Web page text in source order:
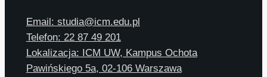
Email: studia@icm.edu.pl
Telefon: 22 87 49 201
Lokalizacja: ICM UW, Kampus Ochota
Pawińskiego 5a, 02-106 Warszawa